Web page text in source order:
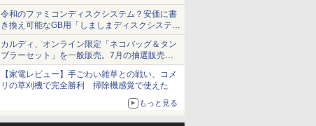
令和のファミコンディスクシステム？安価に書
き換え可能なGB用「しましまディスクシステ
ム」
カルディ、オンライン限定「ネコバッグ＆タン
ブラーセット」を一般販売。7月の抽選販売の
当選無効分
【家電レビュー】手ごわい雑草との戦い、コメ
リの草刈機で完全勝利 掃除機感覚で使えた
もっと見る